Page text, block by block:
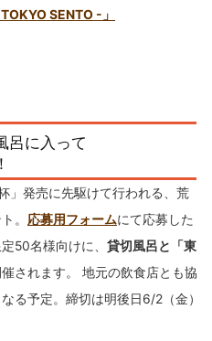
SENTO -」
呂に入って
」発売に先駆けて行われる、荒
。 応募用フォームにて応募した
50名様向けに、 貸切風呂と「東
されます。 地元の飲食店とも協
る予定。締切は明後日6/2（金）